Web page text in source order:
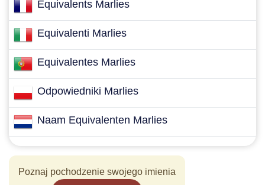
Équivalents Marlies
Equivalenti Marlies
Equivalentes Marlies
Odpowiedniki Marlies
Naam Equivalenten Marlies
Poznaj pochodzenie swojego imienia